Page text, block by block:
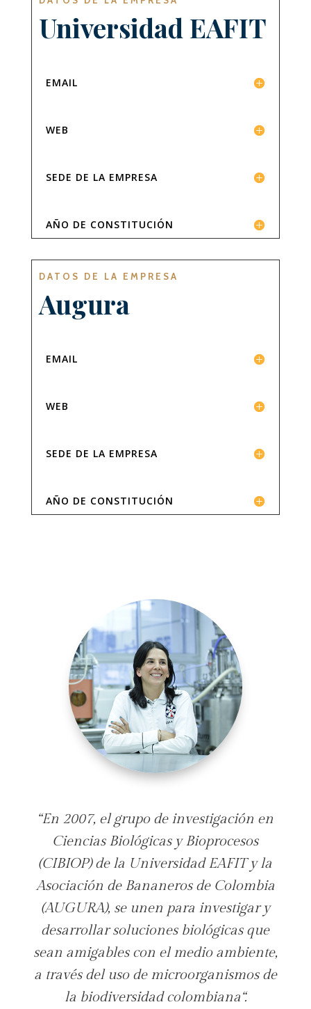
Universidad EAFIT
EMAIL
WEB
SEDE DE LA EMPRESA
AÑO DE CONSTITUCIÓN
DATOS DE LA EMPRESA
Augura
EMAIL
WEB
SEDE DE LA EMPRESA
AÑO DE CONSTITUCIÓN
“En 2007, el grupo de investigación en
Ciencias Biológicas y Bioprocesos
(CIBIOP) de la Universidad EAFIT y la
Asociación de Bananeros de Colombia
(AUGURA), se unen para investigar y
desarrollar soluciones biológicas que
sean amigables con el medio ambiente,
a través del uso de microorganismos de
la biodiversidad colombiana“.